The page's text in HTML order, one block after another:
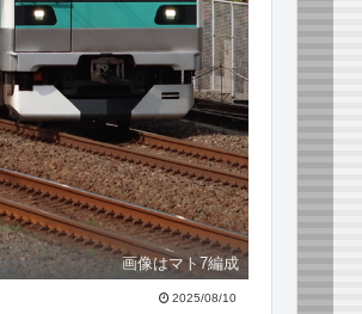
画像はマト7編成
2025/08/10